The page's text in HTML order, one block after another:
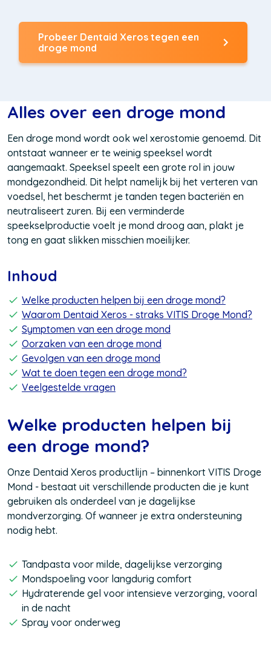
Probeer Dentaid Xeros tegen een
droge mond
Alles over een droge mond
Een droge mond wordt ook wel xerostomie genoemd. Dit
ontstaat wanneer er te weinig speeksel wordt
aangemaakt. Speeksel speelt een grote rol in jouw
mondgezondheid. Dit helpt namelijk bij het verteren van
voedsel, het beschermt je tanden tegen bacteriën en
neutraliseert zuren. Bij een verminderde
speekselproductie voelt je mond droog aan, plakt je
tong en gaat slikken misschien moeilijker.
Inhoud
Welke producten helpen bij een droge mond?
Waarom Dentaid Xeros - straks VITIS Droge Mond?
Symptomen van een droge mond
Oorzaken van een droge mond
Gevolgen van een droge mond
Wat te doen tegen een droge mond?
Veelgestelde vragen
Welke producten helpen bij
een droge mond?
Onze Dentaid Xeros productlijn – binnenkort VITIS Droge
Mond - bestaat uit verschillende producten die je kunt
gebruiken als onderdeel van je dagelijkse
mondverzorging. Of wanneer je extra ondersteuning
nodig hebt.
Tandpasta voor milde, dagelijkse verzorging
Mondspoeling voor langdurig comfort
Hydraterende gel voor intensieve verzorging, vooral
in de nacht
Spray voor onderweg